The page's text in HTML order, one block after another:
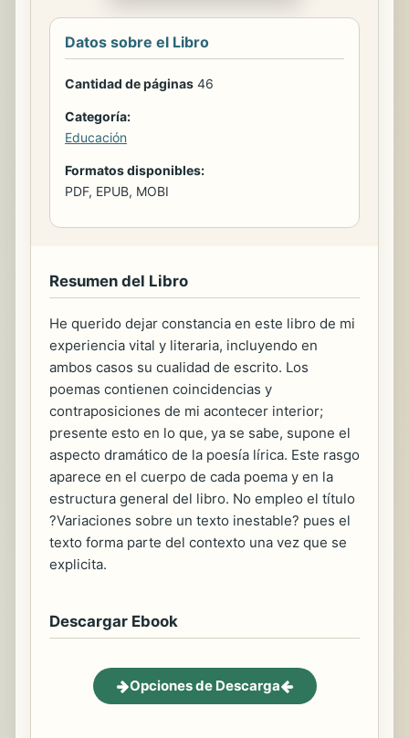
Datos sobre el Libro
Cantidad de páginas 46
Categoría:
Educación
Formatos disponibles:
PDF, EPUB, MOBI
Resumen del Libro
He querido dejar constancia en este libro de mi
experiencia vital y literaria, incluyendo en
ambos casos su cualidad de escrito. Los
poemas contienen coincidencias y
contraposiciones de mi acontecer interior;
presente esto en lo que, ya se sabe, supone el
aspecto dramático de la poesía lírica. Este rasgo
aparece en el cuerpo de cada poema y en la
estructura general del libro. No empleo el título
?Variaciones sobre un texto inestable? pues el
texto forma parte del contexto una vez que se
explicita.
Descargar Ebook
Opciones de Descarga